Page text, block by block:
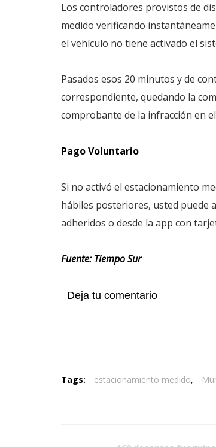
Los controladores provistos de
medido verificando
el vehículo no tiene activado el
Pasados esos 20 minutos y de
correspondiente, quedando la
comprobante de la infracción en
Pago Voluntario
Si no activó el estacionamiento
hábiles posteriores, usted puede
adheridos o desde la app con
Fuente: Tiempo Sur
Deja tu comentario
Tags: estacionamiento medido,